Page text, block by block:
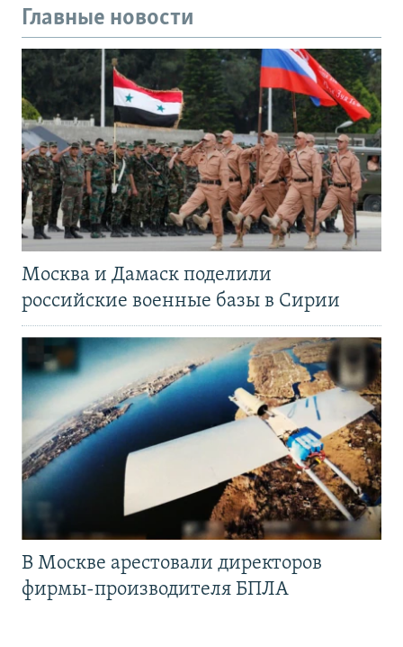
Главные новости
Москва и Дамаск поделили
российские военные базы в Сирии
В Москве арестовали директоров
фирмы-производителя БПЛА